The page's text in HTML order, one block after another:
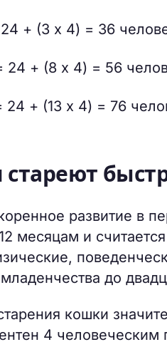
+ (3 x 4) = 36
24 + (8 x 4) = 56
24 + (13 x 4) = 76
развитие в
месяцам и
до
кошки
4 человеческим